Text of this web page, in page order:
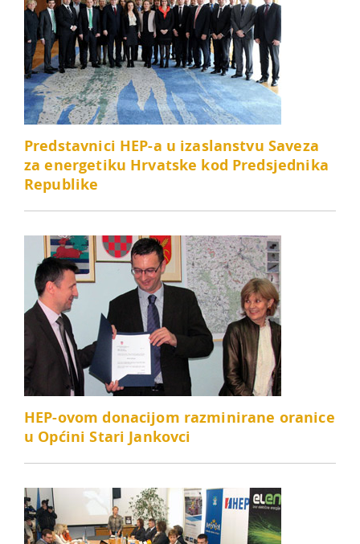
Predstavnici HEP-a u izaslanstvu Saveza
za energetiku Hrvatske kod Predsjednika
Republike
HEP-ovom donacijom razminirane oranice
u Općini Stari Jankovci